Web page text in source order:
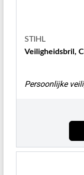
STIHL
Veiligheidsbril,
Persoonlijke